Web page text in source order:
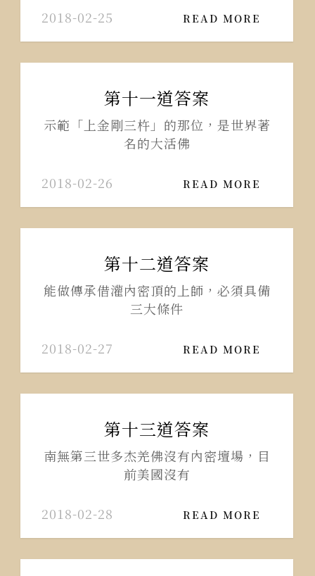
2018-02-25 READ MORE
第十一道答案
示範「上金剛三杵」的那位，是世界著
名的大活佛
2018-02-26 READ MORE
第十二道答案
能做傳承借灌內密頂的上師，必須具備
三大條件
2018-02-27 READ MORE
第十三道答案
南無第三世多杰羌佛沒有內密壇場，目
前美國沒有
2018-02-28 READ MORE